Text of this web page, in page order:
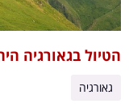
הטיול בגאורגיה
גאורגיה